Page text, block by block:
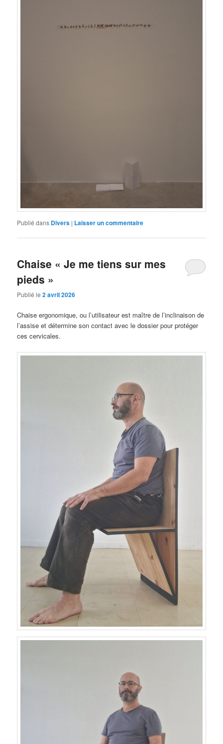
Publié dans Divers | Laisser un commentaire
Chaise « Je me tiens sur mes
pieds »
Publié le2 avril 2026
Chaise ergonomique, ou l’utilisateur est maître de l’inclinaison de
l’assise et détermine son contact avec le dossier pour protéger
ces cervicales.